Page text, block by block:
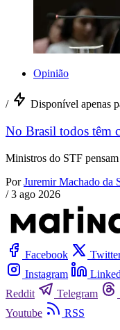
Opinião
/ Disponível apenas
No Brasil todos têm
Ministros do STF
Por Juremir Machado da
/ 3 ago 2026
Facebook
Instagram
Reddit
Telegram
Youtube
RSS